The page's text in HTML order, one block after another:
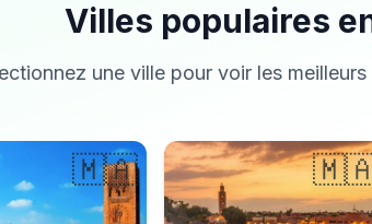
Villes populaires
une ville pour voir les
🇲🇦